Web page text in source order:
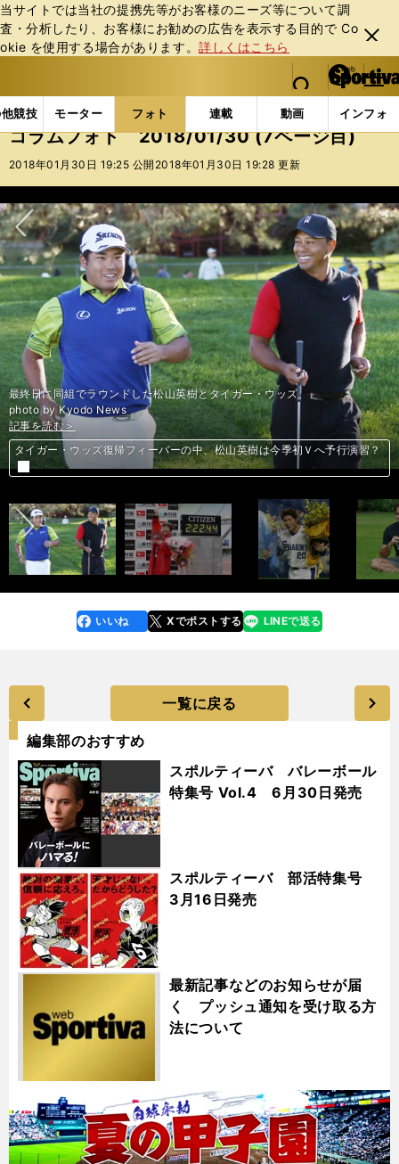
当サイトでは当社の提携先等がお客様のニーズ等について調
査・分析したり、お客様にお勧めの広告を表⽰する⽬的で Co
okie を使⽤する場合があります。詳しくはこちら
閉じ
る
web Sportiva (webスポルティーバ)
検索
マイペ
ー
ジ
メニュ
競技 モーター フォト 連載 動画 インフォ
b
ス
ポ
ル
ー
バ
フォトギャラリー コラムフォト コラムフォト
コラムフォト 2018/01/30 (7ページ目)
2018年01月30日 19:25 公開 2018年01月30日 19:28 更新
次へ
記事を読む＞
次世代みずき登場。女子マラソン期待の松田瑞生は「ノリで走るタイプ」
記事を読む＞
川崎憲次郎が明かす、ドラゴンズFA移籍後の「つらすぎる４年間」
記事を読む＞
36歳でも強くなるフェデラー。ケガ続出のライバル勢に止められるのか
記事を読む＞
松山英樹が「怖い」と言った暴れん坊、ジョン・ラームが世界２位に
記事を読む＞
ハリルも注視か？ 森岡亮太がベルギーリーグでプレーオフ進出に迫る
記事を読む＞
ヘタフェ柴崎岳のスタメンに黄信号。チームの前線２枠にライバル出現
最終日に同組でラウンドした松山英樹とタイガー・ウッズ。
photo by Kyodo News
記事を読む＞
タイガー・ウッズ復帰フィーバーの中、松山英樹は今季初Ｖへ予行演習？
前へ
faceboo
k
いいね Xでポストする
line LINEで送る
一覧に戻る
編集部のおすすめ
スポルティーバ バレーボール
特集号 Vol.4 6月30日発売
スポルティーバ 部活特集号
3月16日発売
最新記事などのお知らせが届
く プッシュ通知を受け取る方
法について